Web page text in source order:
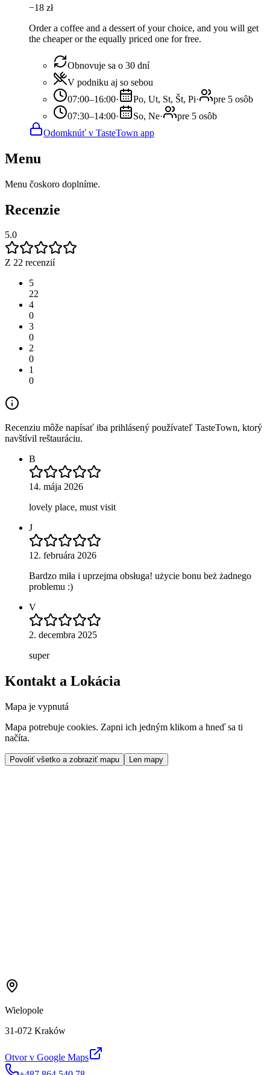
−18 zł
Order a coffee and a dessert of your choice, and you will get
the cheaper or the equally priced one for free.
Obnovuje sa o 30 dní
V podniku aj so sebou
07:00–16:00· Po, Ut, St, Št, Pi·
pre 5 osôb
07:30–14:00· So, Ne·
pre 5 osôb
Odomknúť v TasteTown app
Menu
Menu čoskoro doplníme.
Recenzie
5.0
Z 22 recenzií
5
22
4
0
3
0
2
0
1
0
Recenziu môže napísať iba prihlásený používateľ TasteTown, ktorý
navštívil reštauráciu.
B
14. mája 2026
lovely place, must visit
J
12. februára 2026
Bardzo miła i uprzejma obsługa! użycie bonu beż żadnego
problemu :)
V
2. decembra 2025
super
Kontakt a Lokácia
Mapa je vypnutá
Mapa potrebuje cookies. Zapni ich jedným klikom a hneď sa ti
načíta.
Povoliť všetko a zobraziť mapu Len mapy
Wielopole
31-072 Kraków
Otvor v Google Maps